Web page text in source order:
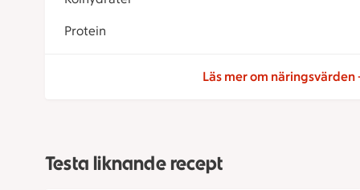
Protein
Läs mer om näringsvärden
Testa liknande recept